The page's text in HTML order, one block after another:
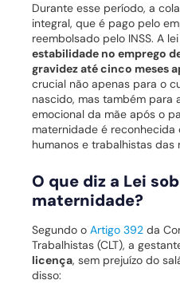
Durante esse período, a
integral, que é pago pelo
reembolsado pelo INSS. A
estabilidade no emprego
gravidez até cinco meses
crucial não apenas para o
nascido, mas também para
emocional da mãe após o
maternidade é
humanos e trabalhistas das
O que diz a Lei
maternidade?
Segundo o Artigo 392 da
Trabalhistas (CLT), a
licença, sem prejuízo do
disso: